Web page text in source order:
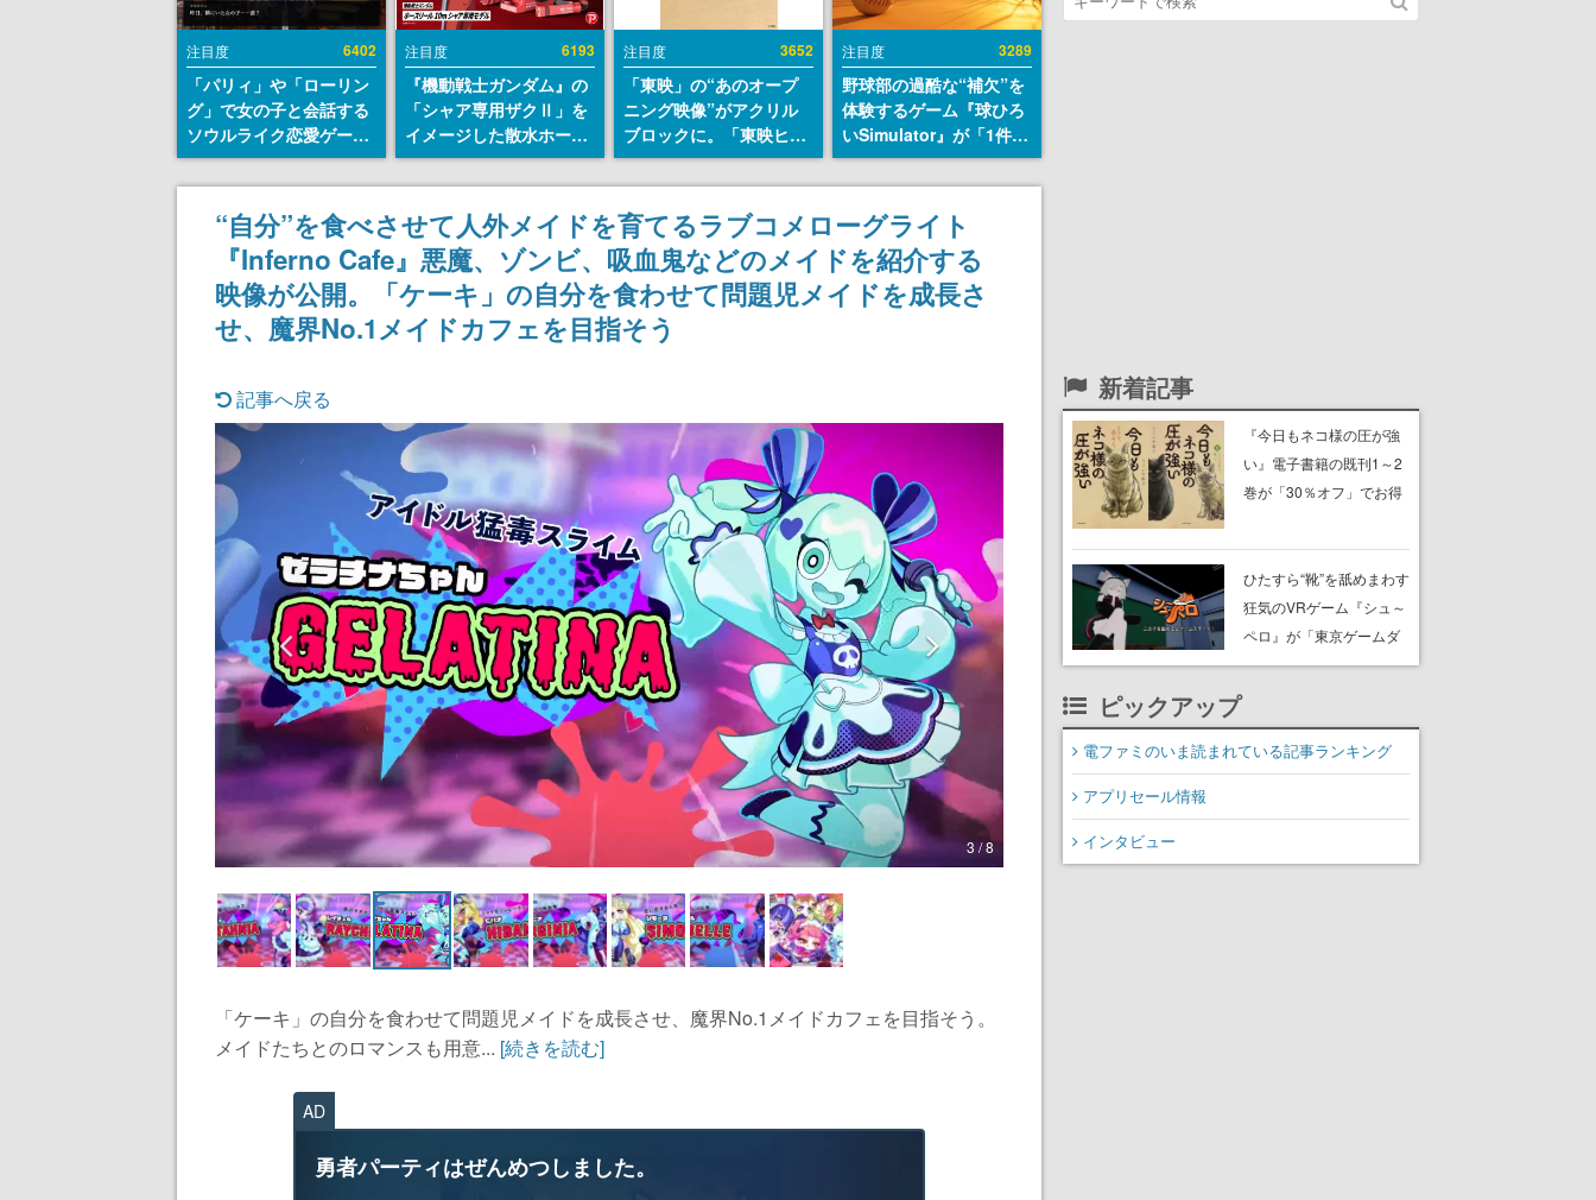
注目度 6402
「パリィ」や「ローリン
グ」で女の子と会話する
ソウルライク恋愛ゲーム
『小早川さんはソウルラ
イク』無料公開。返事に
失敗すると「YOU
DIED」
注目度 6193
『機動戦士ガンダム』の
「シャア専用ザクⅡ」を
イメージした散水ホース
リールが予約開始。本体
にはシャアのパーソナル
マークやジオン公国軍の
エンブレム、型式番号な
どを配置
注目度 3652
「東映」の“あのオープ
ニング映像”がアクリル
ブロックに。「東映ヒス
トリカル グッズコレクシ
ョン」が8月下旬より発
売
注目度 3289
野球部の過酷な“補欠”を
体験するゲーム『球ひろ
いSimulator』が「1件」
のウィッシュリストをも
とにチェコ語に対応し
SNSで話題に。『キング
ダム・カム』開発元やチ
ェコのプロ野球選手から
称賛の声
“自分”を食べさせて人外メイドを育てるラブコメローグライト
『Inferno Cafe』悪魔、ゾンビ、吸血鬼などのメイドを紹介する
映像が公開。「ケーキ」の自分を食わせて問題児メイドを成長さ
せ、魔界No.1メイドカフェを目指そう
記事へ戻る
3 / 8
「ケーキ」の自分を食わせて問題児メイドを成長させ、魔界No.1メイドカフェを目指そう。
メイドたちとのロマンスも用意... [続きを読む]
AD
勇者パーティはぜんめつしました。
新着記事
『今日もネコ様の圧が強
い』電子書籍の既刊1～2
巻が「30％オフ」でお得
たネコたちと、ネコを溺
愛する人間のすれ違いを
描く
ひたすら“靴”を舐めまわす
狂気のVRゲーム『シュ～
ペロ』が「東京ゲームダ
ンジョン」に展示中。キ
前のめり。公式アカウン
トも開設され、2026年リ
ピックアップ
電ファミのいま読まれている記事ランキング
アプリセール情報
インタビュー